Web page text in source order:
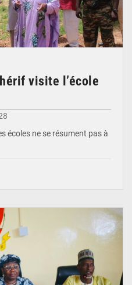
visite l’école
écoles ne se résument pas à